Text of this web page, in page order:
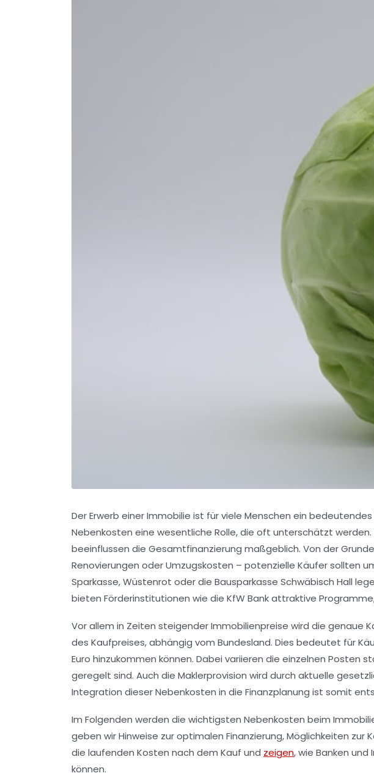
Der Erwerb einer Immobilie ist für viele Menschen ein
Nebenkosten eine wesentliche Rolle, die oft unterschätzt
beeinflussen die Gesamtfinanzierung maßgeblich. Von der
Renovierungen oder Umzugskosten – potenzielle Käufer sollten
Sparkasse, Wüstenrot oder die Bausparkasse Schwäbisch Hall
bieten Förderinstitutionen wie die KfW Bank attraktive
Vor allem in Zeiten steigender Immobilienpreise wird die genaue
des Kaufpreises, abhängig vom Bundesland. Dies bedeutet für
Euro hinzukommen können. Dabei variieren die einzelnen
geregelt sind. Auch die Maklerprovision wird durch aktuelle
Integration dieser Nebenkosten in die Finanzplanung ist somit
Im Folgenden werden die wichtigsten Nebenkosten beim
geben wir Hinweise zur optimalen Finanzierung, Möglichkeiten
die laufenden Kosten nach dem Kauf und zeigen, wie Banken
können.